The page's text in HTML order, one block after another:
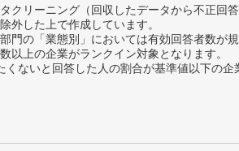
リーニング（回収したデータから不正回答
した上で作成しています。
門の「業態別」においては有効回答者数が
以上の企業がランクイン対象となります。
ないと回答した人の割合が基準値以下の企